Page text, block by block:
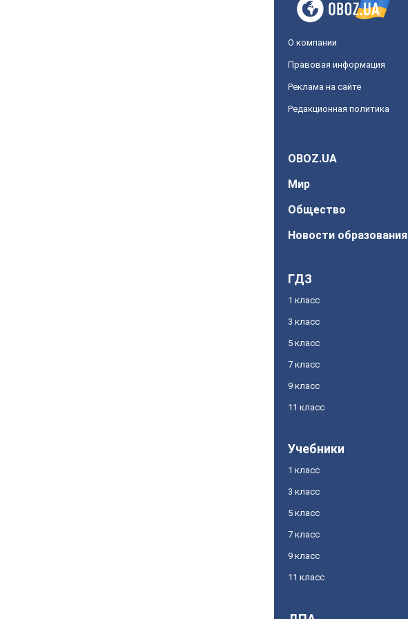
О компании
Правовая информация
Реклама на сайте
Редакционная политика
OBOZ.UA
Мир
Общество
Новости образования
ГДЗ
1 класс
3 класс
5 класс
7 класс
9 класс
11 класс
Учебники
1 класс
3 класс
5 класс
7 класс
9 класс
11 класс